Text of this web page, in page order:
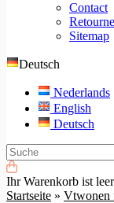
Contact
Sitemap
Deutsch
Nederlands
English
Deutsch
Ihr Warenkorb ist
Startseite » Vtwonen